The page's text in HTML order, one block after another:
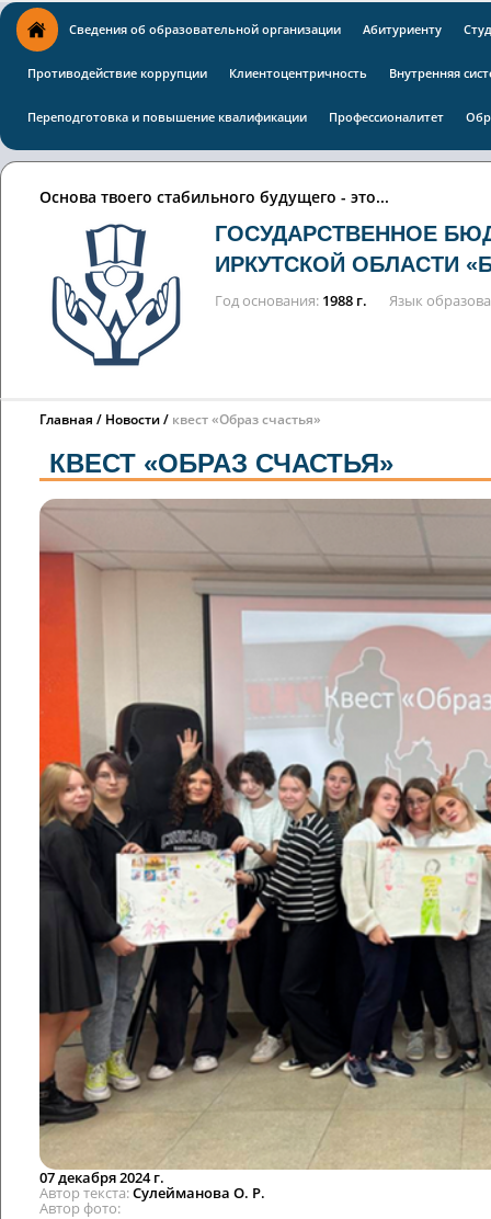
Сведения об образовательной организации Абитуриенту
Противодействие коррупции Клиентоцентричность Внутренняя
Переподготовка и повышение квалификации Профессионалитет
Основа твоего стабильного будущего - это...
ГОСУДАРСТВЕННОЕ
ИРКУТСКОЙ ОБЛАСТИ
Год основания 1988 г. Язык
Главная Новости квест «Образ счастья»
КВЕСТ «ОБРАЗ СЧАСТЬЯ»
07 декабря 2024 г.
Автор текста Сулейманова О. Р.
Автор фото